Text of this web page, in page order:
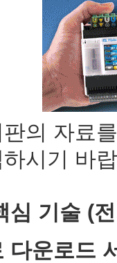
의 자료
시기 바
심 기술 (
다운로드